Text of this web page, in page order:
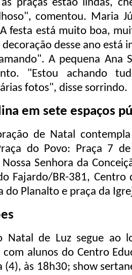
as praças estão lindas,
", comentou. Maria
A festa está muito boa,
desse ano está
".A pequena Ana
"Estou achando
fotos", disse sorrindo.
em sete espaços
de Natal
do Povo: Praça 7
Senhora da
Fajardo/BR-381, Centro
do Planalto e praça da
Natal de Luz segue ao
com alunos do Centro
(4), às 18h30; show